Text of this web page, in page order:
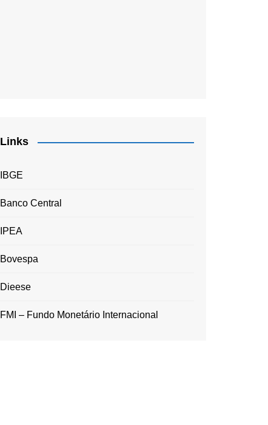
Links
IBGE
Banco Central
IPEA
Bovespa
Dieese
FMI – Fundo Monetário Internacional